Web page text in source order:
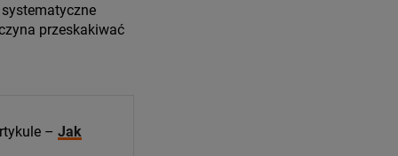
przeskakiwać
– Jak